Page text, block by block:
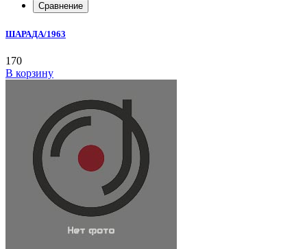
Сравнение
ШАРАДА/1963
170
В корзину